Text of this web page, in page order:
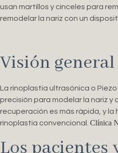
usan martillos y cinceles para
remodelar la nariz con un
Visión
La rinoplastia ultrasónica o
precisión para modelar la nariz y
recuperación es más rápida, y la
rinoplastia convencional. Clínica
Los